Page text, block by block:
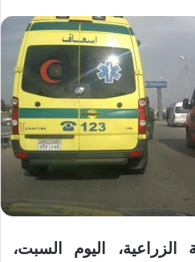
الزراعية، اليوم السبت،